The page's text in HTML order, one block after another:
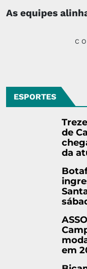
As equipes
ESPORTES
de
da
em